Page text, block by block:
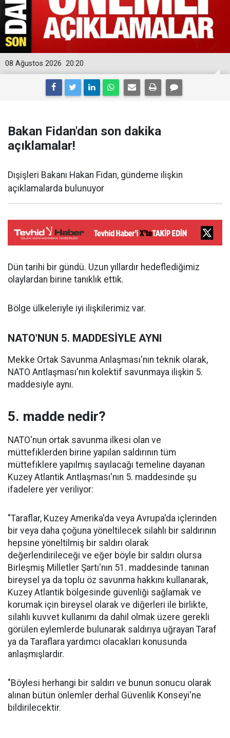
20:20
08 Ağustos 2026
Bakan Fidan'dan son dakika
açıklamalar!
Dışişleri Bakanı Hakan Fidan, gündeme ilişkin
açıklamalarda bulunuyor
Dün tarihi bir gündü. Uzun yıllardır hedeflediğimiz
olaylardan birine tanıklık ettik.
Bölge ülkeleriyle iyi ilişkilerimiz var.
NATO'NUN 5. MADDESİYLE AYNI
Mekke Ortak Savunma Anlaşması'nın teknik olarak,
NATO Antlaşması'nın kolektif savunmaya ilişkin 5.
maddesiyle aynı.
5. madde nedir?
NATO'nun ortak savunma ilkesi olan ve
müttefiklerden birine yapılan saldırının tüm
müttefiklere yapılmış sayılacağı temeline dayanan
Kuzey Atlantik Antlaşması'nın 5. maddesinde şu
ifadelere yer veriliyor:
"Taraflar, Kuzey Amerika'da veya Avrupa'da içlerinden
bir veya daha çoğuna yöneltilecek silahlı bir saldırının
hepsine yöneltilmiş bir saldırı olarak
değerlendirileceği ve eğer böyle bir saldırı olursa
Birleşmiş Milletler Şartı'nın 51. maddesinde tanınan
bireysel ya da toplu öz savunma hakkını kullanarak,
Kuzey Atlantik bölgesinde güvenliği sağlamak ve
korumak için bireysel olarak ve diğerleri ile birlikte,
silahlı kuvvet kullanımı da dahil olmak üzere gerekli
görülen eylemlerde bulunarak saldırıya uğrayan Taraf
ya da Taraflara yardımcı olacakları konusunda
anlaşmışlardır.
"Böylesi herhangi bir saldırı ve bunun sonucu olarak
alınan bütün önlemler derhal Güvenlik Konseyi'ne
bildirilecektir.